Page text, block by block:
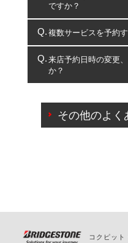
ですか？
コクピット・タイヤ
複数サービスを予約
複数サービスのご予
一部の商品・サービスの
出来ないものもございます
来店予約日時の変更
か？
ご来店予約日の3営業
の日時変更につきま
その他のよく
コクピット